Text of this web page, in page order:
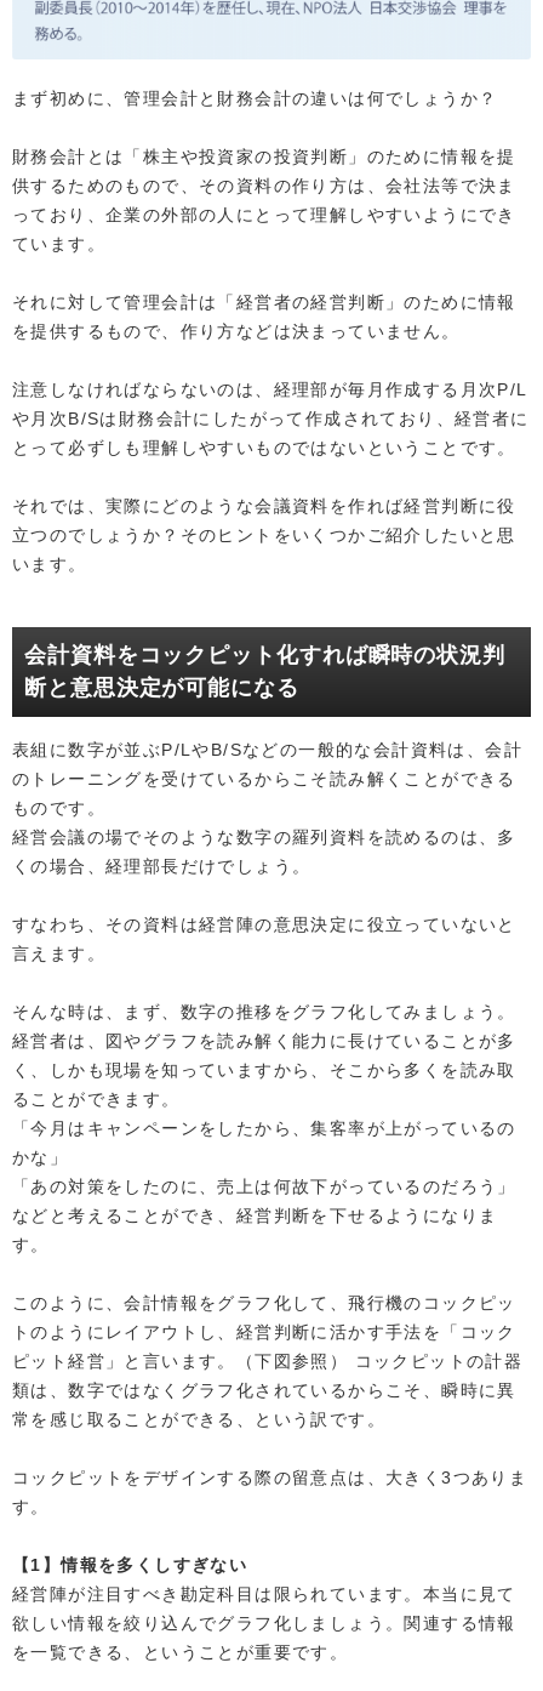
まず初めに、管理会計と財務会計の違いは何でしょうか？
財務会計とは「株主や投資家の投資判断」のために情報を提
供するためのもので、その資料の作り方は、会社法等で決ま
っており、企業の外部の人にとって理解しやすいようにでき
ています。
それに対して管理会計は「経営者の経営判断」のために情報
を提供するもので、作り方などは決まっていません。
注意しなければならないのは、経理部が毎月作成する月次P/L
や月次B/Sは財務会計にしたがって作成されており、経営者に
とって必ずしも理解しやすいものではないということです。
それでは、実際にどのような会議資料を作れば経営判断に役
立つのでしょうか？そのヒントをいくつかご紹介したいと思
います。
会計資料をコックピット化すれば瞬時の状況判
断と意思決定が可能になる
表組に数字が並ぶP/LやB/Sなどの一般的な会計資料は、会計
のトレーニングを受けているからこそ読み解くことができる
ものです。
経営会議の場でそのような数字の羅列資料を読めるのは、多
くの場合、経理部長だけでしょう。
すなわち、その資料は経営陣の意思決定に役立っていないと
言えます。
そんな時は、まず、数字の推移をグラフ化してみましょう。
経営者は、図やグラフを読み解く能力に長けていることが多
く、しかも現場を知っていますから、そこから多くを読み取
ることができます。
「今月はキャンペーンをしたから、集客率が上がっているの
かな」
「あの対策をしたのに、売上は何故下がっているのだろう」
などと考えることができ、経営判断を下せるようになりま
す。
このように、会計情報をグラフ化して、飛行機のコックピッ
トのようにレイアウトし、経営判断に活かす手法を「コック
ピット経営」と言います。（下図参照） コックピットの計器
類は、数字ではなくグラフ化されているからこそ、瞬時に異
常を感じ取ることができる、という訳です。
コックピットをデザインする際の留意点は、大きく3つありま
す。
【1】情報を多くしすぎない
経営陣が注目すべき勘定科目は限られています。本当に見て
欲しい情報を絞り込んでグラフ化しましょう。関連する情報
を一覧できる、ということが重要です。